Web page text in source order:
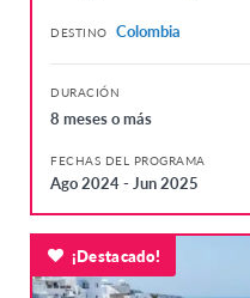
DESTINO Colombia
DURACIÓN
8 meses o más
FECHAS DEL PROGRAMA
Ago 2024 - Jun 2025
¡Destacado!